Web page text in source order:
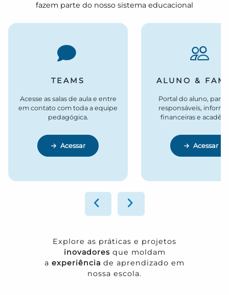
fazem parte do nosso sistema educacional
TEAMS
Acesse as salas de aula e entre
em contato com toda a equipe
pedagógica.
Acessar
ALUNO &
Portal do aluno, para
responsáveis,
financeiras e
Acessar
Explore as práticas e projetos
inovadoresque moldam
a experiência de aprendizado em
nossa escola.